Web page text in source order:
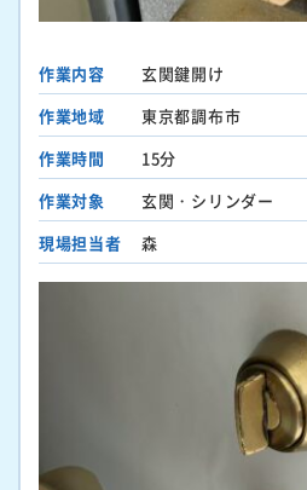
作業内容
玄関鍵開け
作業地域
東京都調布市
作業時間
15分
作業対象
玄関・シリンダー
現場担当者
森